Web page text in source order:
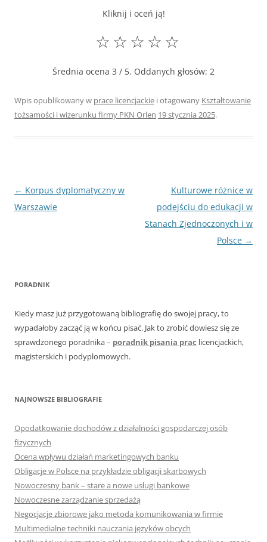
Kliknij i oceń ją!
☆
☆
☆
☆
☆
Średnia ocena 3 / 5. Oddanych głosów: 2
Wpis opublikowany w prace licencjackie i otagowany Kształtowanie
tożsamości i wizerunku firmy PKN Orlen 19 stycznia 2025.
Nawigacja
wpisu
← Korpus dyplomatyczny w
Warszawie
Kulturowe różnice w
podejściu do edukacji w
Stanach Zjednoczonych i w
Polsce →
PORADNIK
Kiedy masz już przygotowaną bibliografię do swojej pracy, to
wypadałoby zacząć ją w końcu pisać. Jak to zrobić dowiesz się ze
sprawdzonego poradnika – poradnik pisania prac licencjackich,
magisterskich i podyplomowych.
NAJNOWSZE BIBLIOGRAFIE
Opodatkowanie dochodów z działalności gospodarczej osób
fizycznych
Ocena wpływu działań marketingowych banku
Obligacje w Polsce na przykładzie obligacji skarbowych
Nowoczesny bank – stare a nowe usługi bankowe
Nowoczesne zarządzanie sprzedażą
Negocjacje zbiorowe jako metoda komunikowania w firmie
Multimedialne techniki nauczania języków obcych